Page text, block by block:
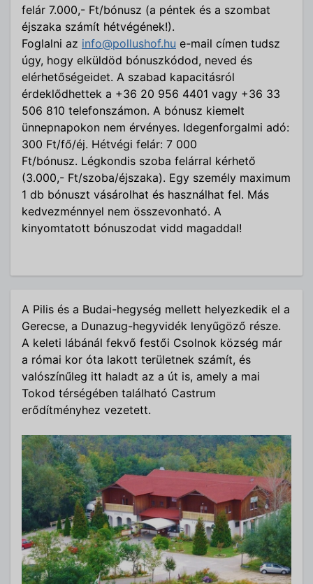
felár 7.000,- Ft/bónusz (a péntek és a szombat
éjszaka számít hétvégének!).
Foglalni az info@pollushof.hu e-mail címen tudsz
úgy, hogy elküldöd bónuszkódod, neved és
elérhetőségeidet. A szabad kapacitásról
érdeklődhettek a +36 20 956 4401 vagy +36 33
506 810 telefonszámon. A bónusz kiemelt
ünnepnapokon nem érvényes. Idegenforgalmi adó:
300 Ft/fő/éj. Hétvégi felár: 7 000
Ft/bónusz. Légkondis szoba felárral kérhető
(3.000,- Ft/szoba/éjszaka). Egy személy maximum
1 db bónuszt vásárolhat és használhat fel. Más
kedvezménnyel nem összevonható. A
kinyomtatott bónuszodat vidd magaddal!
A Pilis és a Budai-hegység mellett helyezkedik el a
Gerecse, a Dunazug-hegyvidék lenyűgöző része.
A keleti lábánál fekvő festői Csolnok község már
a római kor óta lakott területnek számít, és
valószínűleg itt haladt az a út is, amely a mai
Tokod térségében található Castrum
erődítményhez vezetett.